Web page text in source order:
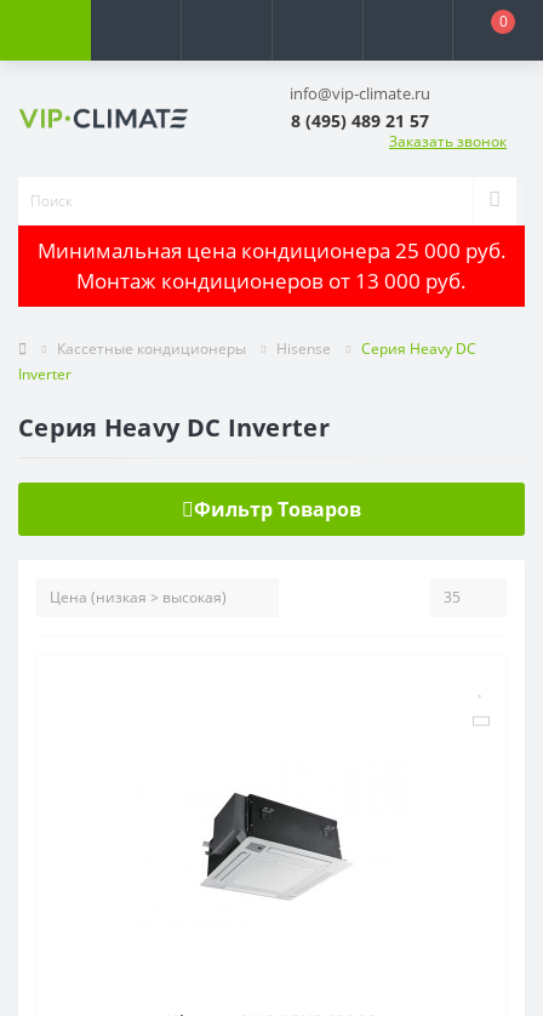
0
info@vip-climate.ru
8 (495) 489 21 57
Заказать звонок
Минимальная цена кондиционера 25 000 руб.
Монтаж кондиционеров от 13 000 руб.
Кассетные кондиционеры Hisense
Серия Heavy DC
Inverter
Серия Heavy DC Inverter
Фильтр Товаров